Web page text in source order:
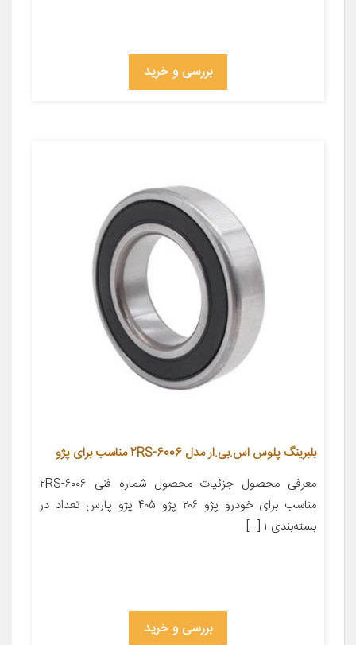
بررسی و خرید
بلبرینگ پلوس اس.بی.ار مدل 6006-2RS مناسب برای پژو
معرفی محصول جزئیات محصول شماره فنی ۶۰۰۶-۲RS
مناسب برای خودرو پژو ۲۰۶ پژو ۴۰۵ پژو پارس تعداد در
بسته‌بندی ۱ […]
بررسی و خرید